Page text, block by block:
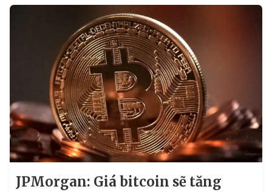
JPMorgan: Giá bitcoin sẽ tăng